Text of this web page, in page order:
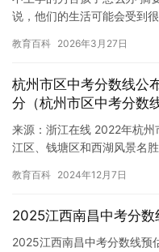
说，他们的生活可能会受到
济上…
教育百科 2026年3月27日
杭州市区中考分数线公
分（杭州市区中考分数
分）
来源：浙江在线 2022年杭
江区、钱塘区和西湖风景名
教育百科 2024年12月7日
2025江西南昌中考分数
2025江西南昌中考分数线预